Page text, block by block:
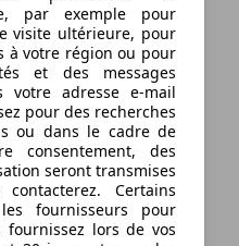
par exemple pour
visite ultérieure, pour
à votre région ou pour
et des messages
votre adresse e-mail
pour des recherches
ou dans le cadre de
consentement, des
seront transmises
Certains
fournisseurs pour
lors de vos